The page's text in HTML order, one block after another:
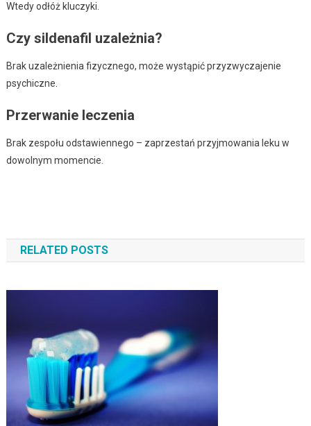
Wtedy odłóż kluczyki.
Czy sildenafil uzależnia?
Brak uzależnienia fizycznego, może wystąpić przyzwyczajenie
psychiczne.
Przerwanie leczenia
Brak zespołu odstawiennego – zaprzestań przyjmowania leku w
dowolnym momencie.
RELATED POSTS